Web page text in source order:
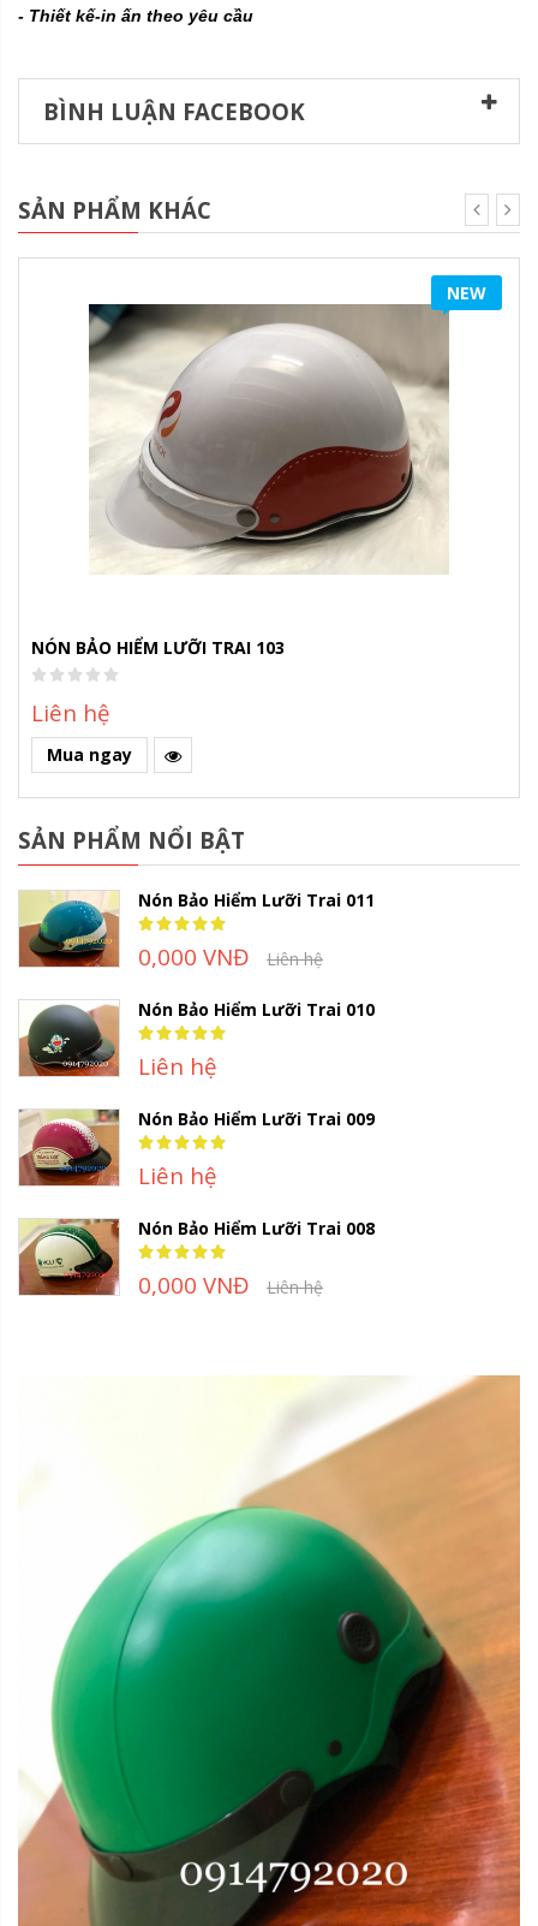
- Thiết kế-in ấn theo yêu cầu
BÌNH LUẬN FACEBOOK
SẢN PHẨM KHÁC
NEW
NÓN BẢO HIỂM LƯỠI TRAI 103
Liên hệ
Mua ngay
SẢN PHẨM NỔI BẬT
Nón Bảo Hiểm Lưỡi Trai 011
Rating:
100%
0,000 VNĐ Liên hệ
Nón Bảo Hiểm Lưỡi Trai 010
Rating:
100%
Liên hệ
Nón Bảo Hiểm Lưỡi Trai 009
Rating:
100%
Liên hệ
Nón Bảo Hiểm Lưỡi Trai 008
Rating:
100%
0,000 VNĐ Liên hệ